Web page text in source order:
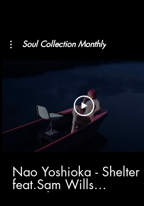
Soul Collection Monthly
Nao Yoshioka - Shelter
feat.Sam Wills
(Visualizer)